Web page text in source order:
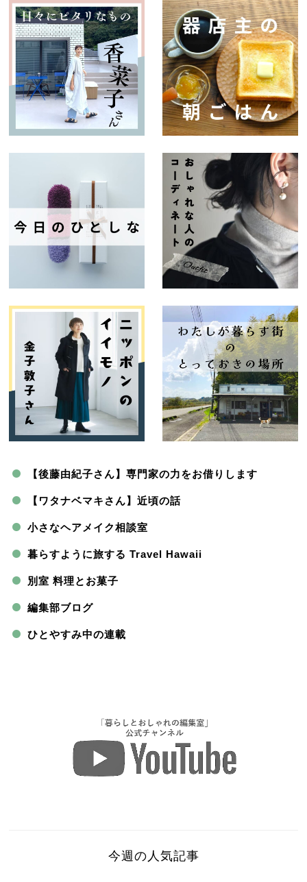
【後藤由紀子さん】専門家の力をお借りします
【ワタナベマキさん】近頃の話
小さなヘアメイク相談室
暮らすように旅する Travel Hawaii
別室 料理とお菓子
編集部ブログ
ひとやすみ中の連載
今週の人気記事